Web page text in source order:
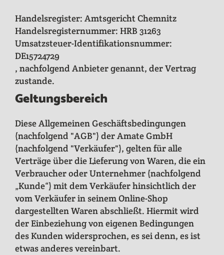
Handelsregister: Amtsgericht Chemnitz
Handelsregisternummer: HRB 31263
Umsatzsteuer-Identifikationsnummer:
DE15724729
, nachfolgend Anbieter genannt, der Vertrag
zustande.
Geltungsbereich
Diese Allgemeinen Geschäftsbedingungen
(nachfolgend "AGB") der Amate GmbH
(nachfolgend "Verkäufer"), gelten für alle
Verträge über die Lieferung von Waren, die ein
Verbraucher oder Unternehmer (nachfolgend
„Kunde“) mit dem Verkäufer hinsichtlich der
vom Verkäufer in seinem Online-Shop
dargestellten Waren abschließt. Hiermit wird
der Einbeziehung von eigenen Bedingungen
des Kunden widersprochen, es sei denn, es ist
etwas anderes vereinbart.